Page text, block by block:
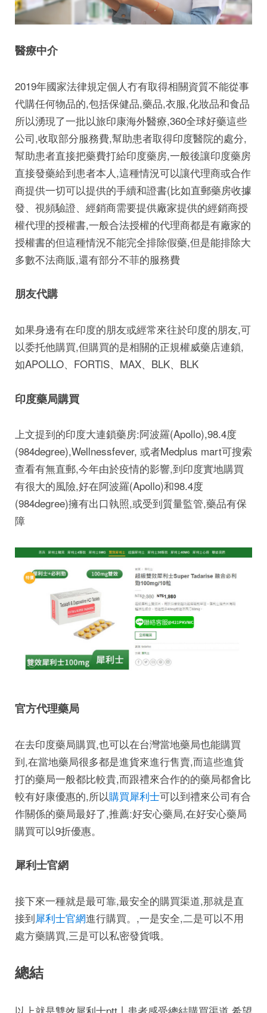
醫療中介
2019年國家法律規定個人冇有取得相關資質不能從事
代購任何物品的,包括保健品,藥品,衣服,化妝品和食品
所以湧現了一批以旅印康海外醫療,360全球好藥這些
公司,收取部分服務費,幫助患者取得印度醫院的處分,
幫助患者直接把藥費打給印度藥房,一般後讓印度藥房
直接發藥給到患者本人,這種情況可以讓代理商或合作
商提供一切可以提供的手續和證書(比如直郵藥房收據
發、視頻驗證、經銷商需要提供廠家提供的經銷商授
權代理的授權書,一般合法授權的代理商都是有廠家的
授權書的但這種情況不能完全排除假藥,但是能排除大
多數不法商販,還有部分不菲的服務費
朋友代購
如果身邊有在印度的朋友或經常來往於印度的朋友,可
以委托他購買,但購買的是相關的正規權威藥店連鎖,
如APOLLO、FORTlS、MAX、BLK、BLK
印度藥局購買
上文提到的印度大連鎖藥房:阿波羅(Apollo),98.4度
(984degree),Wellnessfever, 或者Medplus mart可搜索
查看有無直郵,今年由於疫情的影響,到印度實地購買
有很大的風險,好在阿波羅(Apollo)和98.4度
(984degree)擁有出口執照,或受到質量監管,藥品有保
障
官方代理藥局
在去印度藥局購買,也可以在台灣當地藥局也能購買
到,在當地藥局很多都是進貨來進行售賣,而這些進貨
打的藥局一般都比較貴,而跟禮來合作的的藥局都會比
較有好康優惠的,所以購買犀利士可以到禮來公司有合
作關係的藥局最好了,推薦:好安心藥局,在好安心藥局
購買可以9折優惠。
犀利士官網
接下來一種就是最可靠,最安全的購買渠道,那就是直
接到犀利士官網進行購買。,一是安全,二是可以不用
處方藥購買,三是可以私密發貨哦。
總結